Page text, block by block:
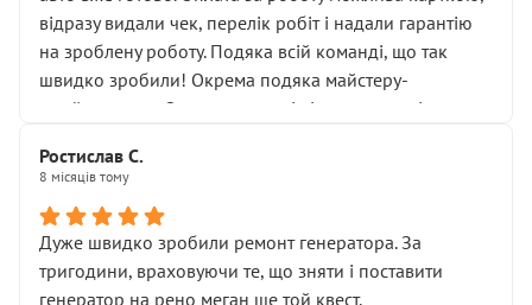
новий власник, не застяг в полі))
Але після нинішнього візиту такі дрібниці вже не
здаються дрібницями.
Я — клієнт, який працює на довірі, і саме її цей сервіс
Хотілося б більше:
• належної уваги до авто
• прозорості в роботах і рахунках
• реальної діагностики, а не формального
“подивились і поїхав”
На жаль, складається враження, що сервіс працює не
відразу видали чек, перелік робіт і надали гарантію
на зроблену роботу. Подяка всій команді, що так
швидко зробили! Окрема подяка майстеру-
приймальнику Олександру: всі чітко та по суті.
звертатися до цього автосервісу.
Ростислав С.
8 місяців тому
Дуже швидко зробили ремонт генератора. За
тригодини, враховуючи те, що зняти і поставити
генератор на рено меган ще той квест.